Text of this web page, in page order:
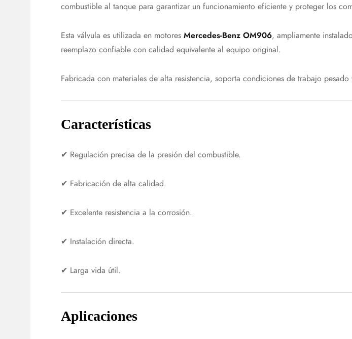
combustible al tanque para garantizar un funcionamiento eficiente y proteger los
Esta válvula es utilizada en motores Mercedes-Benz OM906, ampliamente
reemplazo confiable con calidad equivalente al equipo original.
Fabricada con materiales de alta resistencia, soporta condiciones de trabajo
Características
✔ Regulación precisa de la presión del combustible.
✔ Fabricación de alta calidad.
✔ Excelente resistencia a la corrosión.
✔ Instalación directa.
✔ Larga vida útil.
Aplicaciones